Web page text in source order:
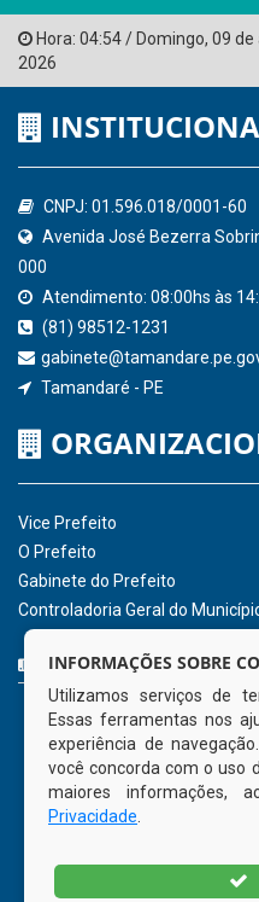
Tribunal de Contas do
Ministério Público do
Controladoria-Geral da
Confederação Nacional de
QEdu
Consultar Convênios
Receber Informações
Hora:04:54/ Domingo ,09 de
2026
INSTITUCIONAL
CNPJ: 01.596.018/0001-60
000
Atendimento: 08:00hs às
(81) 98512-1231
Tamandaré - PE
INFORMAÇÕES SOBRE
Utilizamos serviços de
Essas ferramentas nos
experiência de
você concorda com o uso
maiores informações,
Privacidade